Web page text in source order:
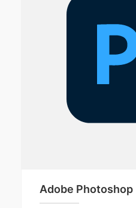
Adobe Photoshop